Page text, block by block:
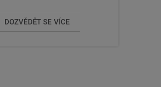
DOZVĚDĚT SE VÍCE